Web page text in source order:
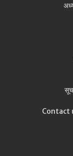
Contact